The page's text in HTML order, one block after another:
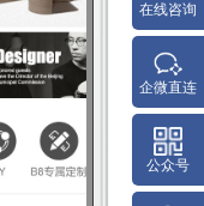
在线咨询
企微直连
公众号